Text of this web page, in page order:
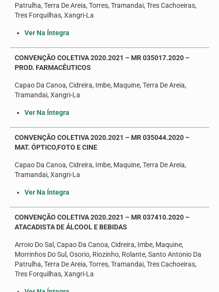
Patrulha, Terra De Areia, Torres, Tramandai, Tres Cachoeiras,
Tres Forquilhas, Xangri-La
Ver Na Íntegra
CONVENÇÃO COLETIVA 2020.2021 – MR 035017.2020 –
PROD. FARMACÊUTICOS
Capao Da Canoa, Cidreira, Imbe, Maquine, Terra De Areia,
Tramandai, Xangri-La
Ver Na Íntegra
CONVENÇÃO COLETIVA 2020.2021 – MR 035044.2020 –
MAT. ÓPTICO,FOTO E CINE
Capao Da Canoa, Cidreira, Imbe, Maquine, Terra De Areia,
Tramandai, Xangri-La
Ver Na Íntegra
CONVENÇÃO COLETIVA 2020.2021 – MR 037410.2020 –
ATACADISTA DE ÁLCOOL E BEBIDAS
Arroio Do Sal, Capao Da Canoa, Cidreira, Imbe, Maquine,
Morrinhos Do Sul, Osorio, Riozinho, Rolante, Santo Antonio Da
Patrulha, Terra De Areia, Torres, Tramandai, Tres Cachoeiras,
Tres Forquilhas, Xangri-La